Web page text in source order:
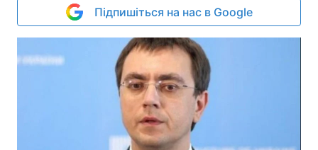
Підпишіться на нас в Google